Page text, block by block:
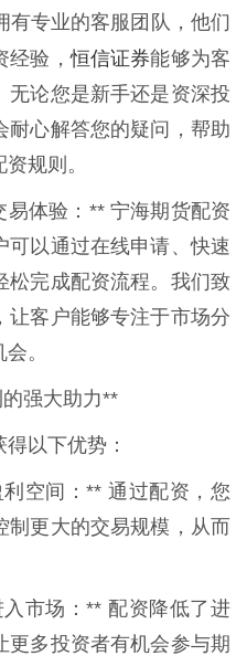
有专业的客服团队，他们
经验，恒信证券能够为客
无论您是新手还是资深投
耐心解答您的疑问，帮助
规则。
体验：** 宁海期货配资
可以通过在线申请、快速
松完成配资流程。我们致
让客户能够专注于市场分
。
强大助力**
以下优势：
空间：** 通过配资，您
制更大的交易规模，从而
市场：** 配资降低了进
更多投资者有机会参与期